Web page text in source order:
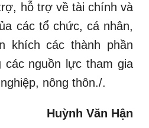
hỗ trợ về tài chính và
các tổ chức, cá nhân,
khích các thành phần
các nguồn lực tham gia
nông thôn./.
Huỳnh Văn Hận